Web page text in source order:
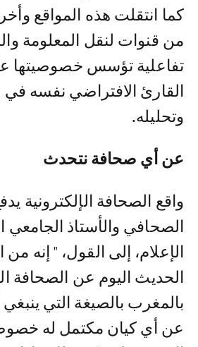
كما انتقلت هذه المواقع
من قنوات لنقل المعلومة
تفاعلية تؤسس خصوصيتها
القارئ الافتراضي نفسه في
وتحليله.
عن أي صحافة نتحدث
واقع الصحافة الإلكترونية
الصحافي والأستاذ
الإعلام، إلى القول، " إنه من
الحديث اليوم عن الصحافة
بالمغرب بالصيغة التي
عن أي كيان مكتمل له